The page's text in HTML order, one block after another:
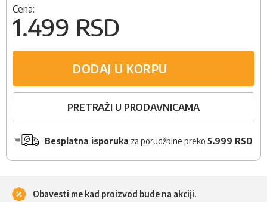
Cena:
1.499 RSD
DODAJ U KORPU
PRETRAŽI U PRODAVNICAMA
Besplatna isporuka za porudžbine preko 5.999 RSD
Obavesti me kad proizvod bude na akciji.